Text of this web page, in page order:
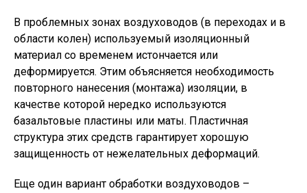
В проблемных зонах воздуховодов (в переходах и в
области колен) используемый изоляционный
материал со временем истончается или
деформируется. Этим объясняется необходимость
повторного нанесения (монтажа) изоляции, в
качестве которой нередко используются
базальтовые пластины или маты. Пластичная
структура этих средств гарантирует хорошую
защищенность от нежелательных деформаций.
Еще один вариант обработки воздуховодов –